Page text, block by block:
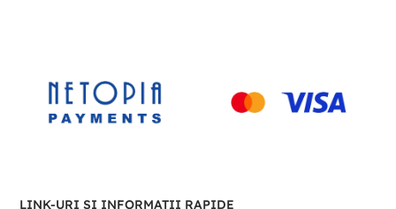
LINK-URI SI INFORMATII RAPIDE